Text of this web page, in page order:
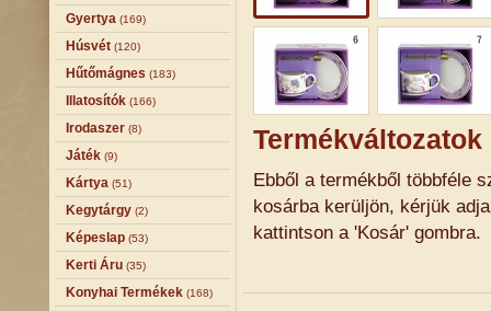
Gyertya (169)
Húsvét (120)
Hűtőmágnes (183)
Illatosítók (166)
Irodaszer (8)
Játék (9)
Kártya (51)
Kegytárgy (2)
Képeslap (53)
Kerti Áru (35)
Konyhai Termékek (168)
Termékváltozatok
Ebből a termékből többféle
kosárba kerüljön, kérjük
kattintson a 'Kosár' gombra.